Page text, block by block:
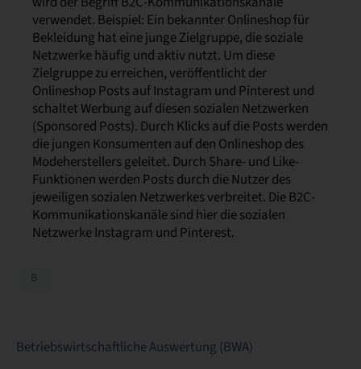
verwendet. Beispiel: Ein bekannter Onlineshop für
Bekleidung hat eine junge Zielgruppe, die soziale
Netzwerke häufig und aktiv nutzt. Um diese
Zielgruppe zu erreichen, veröffentlicht der
Onlineshop Posts auf Instagram und Pinterest und
schaltet Werbung auf diesen sozialen Netzwerken
(Sponsored Posts). Durch Klicks auf die Posts werden
die jungen Konsumenten auf den Onlineshop des
Modeherstellers geleitet. Durch Share- und Like-
Funktionen werden Posts durch die Nutzer des
jeweiligen sozialen Netzwerkes verbreitet. Die B2C-
Kommunikationskanäle sind hier die sozialen
Netzwerke Instagram und Pinterest.
B
Betriebswirtschaftliche Auswertung (BWA)